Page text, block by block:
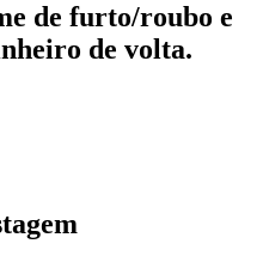
de furto/roubo e
de volta.